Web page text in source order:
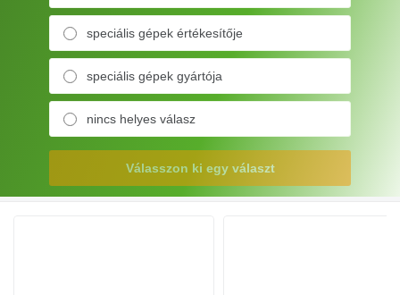
speciális gépek értékesítője
speciális gépek gyártója
nincs helyes válasz
Válasszon ki egy választ